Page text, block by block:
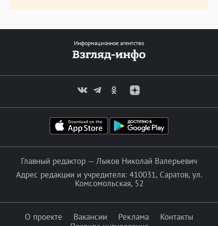
Информационное агентство
Главный редактор — Лыков Николай Валерьевич
Адрес редакции и учредителя: 410031, Саратов, ул.
Комсомольская, 52
О проекте Вакансии Реклама
Контакты